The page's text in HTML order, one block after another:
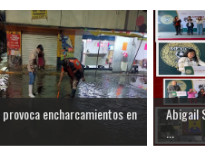
provoca encharcamientos en
Abigail
...